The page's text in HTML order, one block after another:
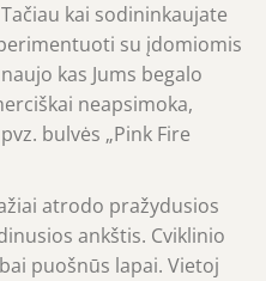
kai sodininkaujate
su įdomiomis
kas Jums begalo
neapsimoka,
bulvės „Pink Fire
atrodo pražydusios
ankštis. Cviklinio
puošnūs lapai. Vietoj